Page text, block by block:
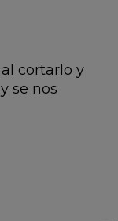
cortarlo y
se nos